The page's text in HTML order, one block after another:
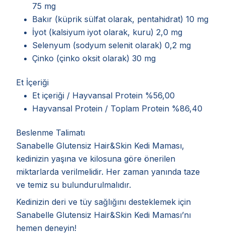
75 mg
Bakır (küprik sülfat olarak, pentahidrat) 10 mg
İyot (kalsiyum iyot olarak, kuru) 2,0 mg
Selenyum (sodyum selenit olarak) 0,2 mg
Çinko (çinko oksit olarak) 30 mg
Et İçeriği
Et içeriği / Hayvansal Protein %56,00
Hayvansal Protein / Toplam Protein %86,40
Beslenme Talimatı
Sanabelle Glutensiz Hair&Skin Kedi Maması,
kedinizin yaşına ve kilosuna göre önerilen
miktarlarda verilmelidir. Her zaman yanında taze
ve temiz su bulundurulmalıdır.
Kedinizin deri ve tüy sağlığını desteklemek için
Sanabelle Glutensiz Hair&Skin Kedi Maması’nı
hemen deneyin!